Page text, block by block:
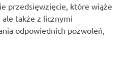
przedsięwzięcie, które wiąże
także z licznymi
odpowiednich pozwoleń,